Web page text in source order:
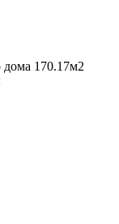
дома 170.17м2